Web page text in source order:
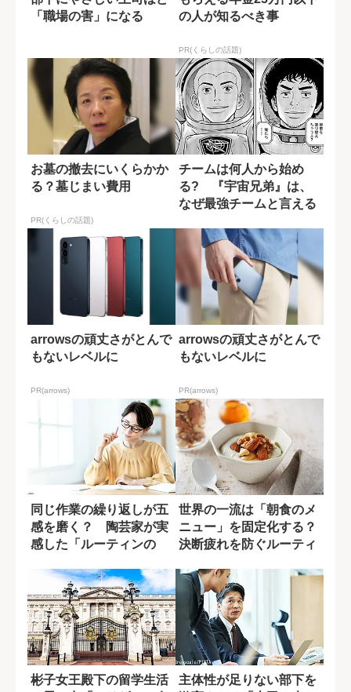
部下にやさしい上司ほど
「職場の害」になる
もらえる年金25万円以下
の人が知るべき事
PR(くらしの話題)
お墓の撤去にいくらかか
PR(くらしの話題)
チームは何人から始め
る? 『宇宙兄弟』は、
なぜ最強チームと言える
のか
arrowsの頑丈さがとんで
もないレベルに
arrowsの頑丈さがとんで
もないレベルに
PR(arrows)
同じ作業の繰り返しが五
感を磨く？ 陶芸家が実
感した「ルーティンの
力」
世界の一流は「朝食のメ
ニュー」を固定化する？
決断疲れを防ぐルーティ
ンの効果